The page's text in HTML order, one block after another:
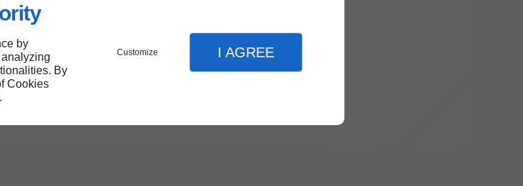
by
By
Cookies
.
Customize I AGREE